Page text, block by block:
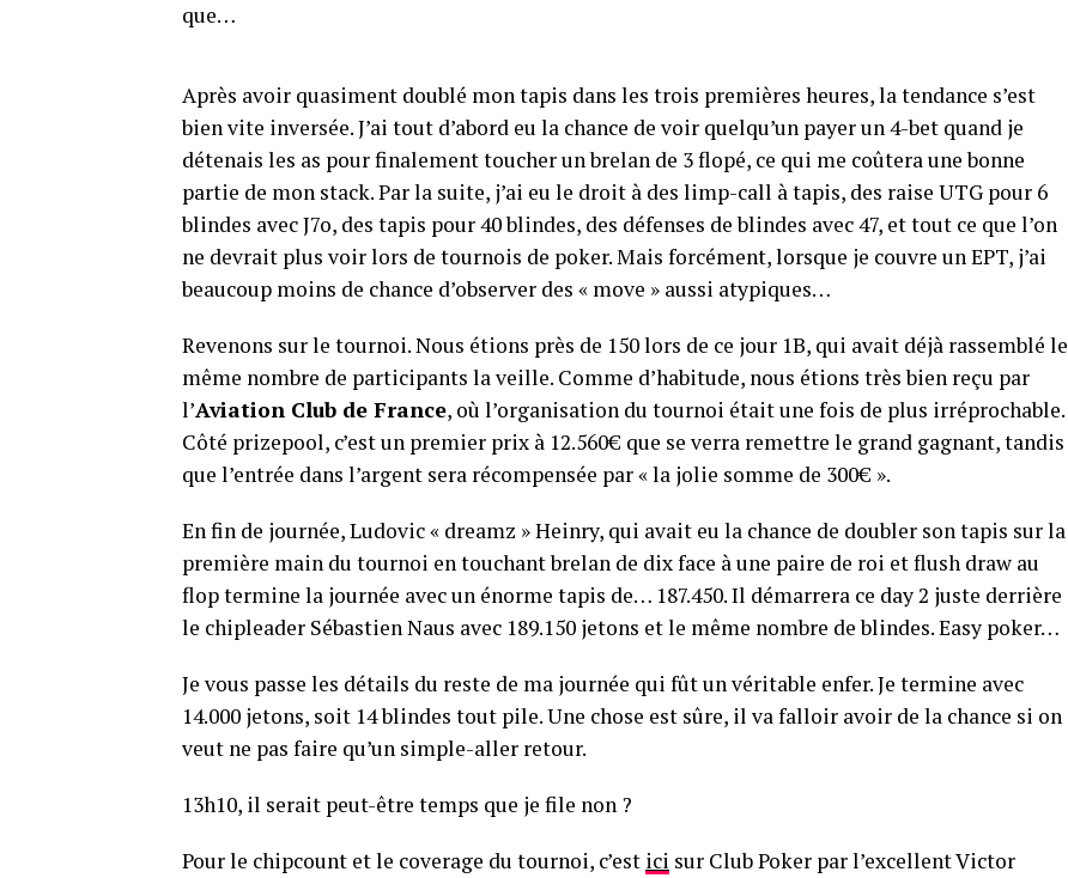
que…
Après avoir quasiment doublé mon tapis dans les trois premières heures, la tendance s’est
bien vite inversée. J’ai tout d’abord eu la chance de voir quelqu’un payer un 4-bet quand je
détenais les as pour finalement toucher un brelan de 3 flopé, ce qui me coûtera une bonne
partie de mon stack. Par la suite, j’ai eu le droit à des limp-call à tapis, des raise UTG pour 6
blindes avec J7o, des tapis pour 40 blindes, des défenses de blindes avec 47, et tout ce que l’on
ne devrait plus voir lors de tournois de poker. Mais forcément, lorsque je couvre un EPT, j’ai
beaucoup moins de chance d’observer des « move » aussi atypiques…
Revenons sur le tournoi. Nous étions près de 150 lors de ce jour 1B, qui avait déjà rassemblé le
même nombre de participants la veille. Comme d’habitude, nous étions très bien reçu par
l’Aviation Club de France, où l’organisation du tournoi était une fois de plus irréprochable.
Côté prizepool, c’est un premier prix à 12.560€ que se verra remettre le grand gagnant, tandis
que l’entrée dans l’argent sera récompensée par « la jolie somme de 300€ ».
En fin de journée, Ludovic « dreamz » Heinry, qui avait eu la chance de doubler son tapis sur la
première main du tournoi en touchant brelan de dix face à une paire de roi et flush draw au
flop termine la journée avec un énorme tapis de… 187.450. Il démarrera ce day 2 juste derrière
le chipleader Sébastien Naus avec 189.150 jetons et le même nombre de blindes. Easy poker…
Je vous passe les détails du reste de ma journée qui fût un véritable enfer. Je termine avec
14.000 jetons, soit 14 blindes tout pile. Une chose est sûre, il va falloir avoir de la chance si on
veut ne pas faire qu’un simple-aller retour.
13h10, il serait peut-être temps que je file non ?
Pour le chipcount et le coverage du tournoi, c’est ici sur Club Poker par l’excellent Victor